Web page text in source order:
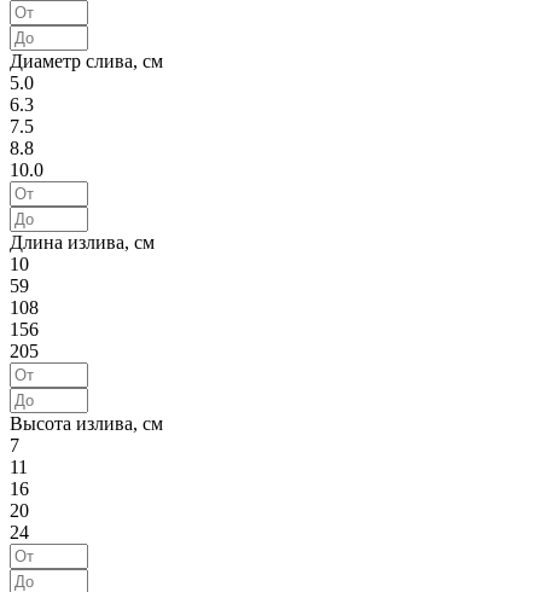
Диаметр слива, см
5.0
6.3
7.5
8.8
10.0
Длина излива, см
10
59
108
156
205
Высота излива, см
7
11
16
20
24